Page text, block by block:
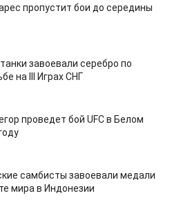
пропустит бои до середины
завоевали серебро по
на III Играх СНГ
проведет бой UFC в Белом
самбисты завоевали медали
мира в Индонезии